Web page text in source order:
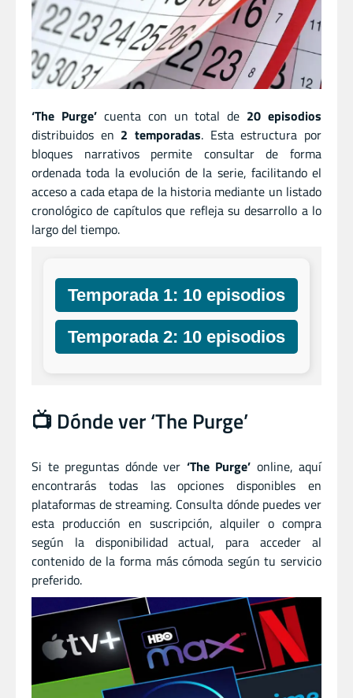
‘The Purge’cuenta con un total de 20 episodios
distribuidos en 2 temporadas. Esta estructura por
bloques narrativos permite consultar de forma
ordenada toda la evolución de la serie, facilitando el
acceso a cada etapa de la historia mediante un listado
cronológico de capítulos que refleja su desarrollo a lo
largo del tiempo.
Temporada 1: 10 episodios
Temporada 2: 10 episodios
📺 Dónde ver ‘The Purge’
Si te preguntas dónde ver ‘The Purge’ online, aquí
encontrarás todas las opciones disponibles en
plataformas de streaming. Consulta dónde puedes ver
esta producción en suscripción, alquiler o compra
según la disponibilidad actual, para acceder al
contenido de la forma más cómoda según tu servicio
preferido.